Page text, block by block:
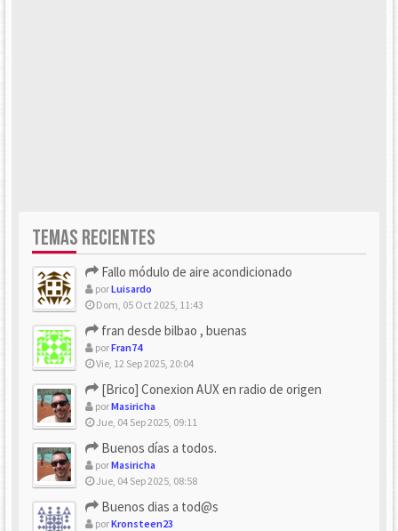
TEMAS RECIENTES
Fallo módulo de aire acondicionado
porLuisardo
Dom, 05 Oct 2025, 11:43
fran desde bilbao , buenas
porFran74
Vie, 12 Sep 2025, 20:04
[Brico] Conexion AUX en radio de origen
porMasiricha
Jue, 04 Sep 2025, 09:11
Buenos días a todos.
porMasiricha
Jue, 04 Sep 2025, 08:58
Buenos dias a tod@s
porKronsteen23